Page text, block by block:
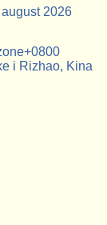
2026
i Rizhao, Kina